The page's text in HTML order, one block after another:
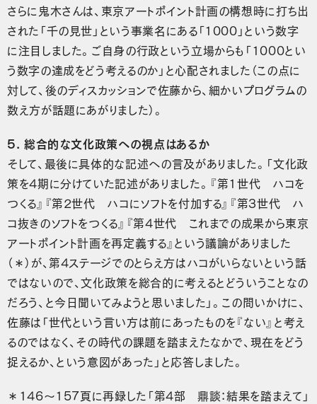
さらに鬼木さんは、東京アートポイント計画の構想時に打ち出
された「千の見世」という事業名にある「1000」という数字
に注目しました。ご自身の行政という立場からも「1000とい
う数字の達成をどう考えるのか」と心配されました（この点に
対して、後のディスカッションで佐藤から、細かいプログラムの
数え方が話題にあがりました）。
5. 総合的な文化政策への視点はあるか
そして、最後に具体的な記述への言及がありました。「文化政
策を4期に分けていた記述がありました。『第1世代 ハコを
つくる』『第2世代 ハコにソフトを付加する』『第3世代 ハ
コ抜きのソフトをつくる』『第4世代 これまでの成果から東京
アートポイント計画を再定義する』という議論がありました
（＊）が、第4ステージでのとらえ方はハコがいらないという話
ではないので、文化政策を総合的に考えるとどういうことなの
だろう、と今日聞いてみようと思いました」。この問いかけに、
佐藤は「世代という言い方は前にあったものを『ない』と考え
るのではなく、その時代の課題を踏まえたなかで、現在をどう
捉えるか、という意図があった」と応答しました。
＊146〜157頁に再録した「第4部 鼎談：結果を踏まえて」